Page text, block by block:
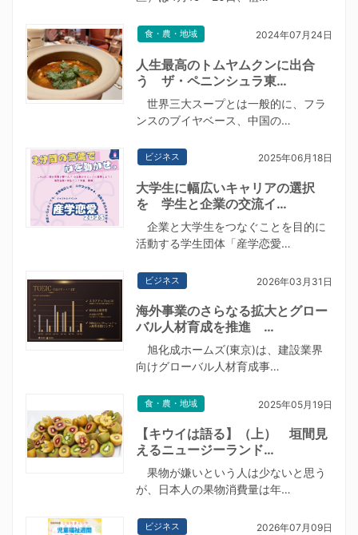
食・農・地域 2024年07月24日
人生最高のトムヤムクンに出合
う ザ・ペニンシュラ東…
世界三大スープとは一般的に、フラ
ンスのブイヤベース、中国の…
ビジネス 2025年06月18日
大学生に幅広いキャリアの選択
を 学生と企業の交流イ…
企業と大学生をつなぐことを目的に
活動する学生団体「産学恋愛…
ビジネス 2026年03月31日
海外事業のさらなる拡大とグロー
バル人材育成を推進 …
旭化成ホームズ(東京)は、建設業界
向けグローバル人材育成事…
食・農・地域 2025年05月19日
【キウイは語る】（上） 垣間見
えるニュージーランド…
果物が嫌いという人は少ないと思う
が、日本人の果物消費量は年…
ビジネス 2026年07月09日